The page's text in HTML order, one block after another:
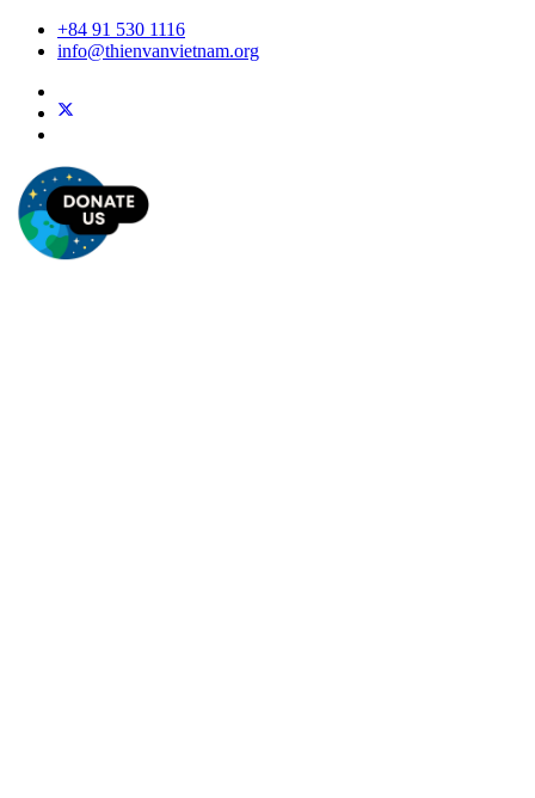
+84 91 530 1116
info@thienvanvietnam.org